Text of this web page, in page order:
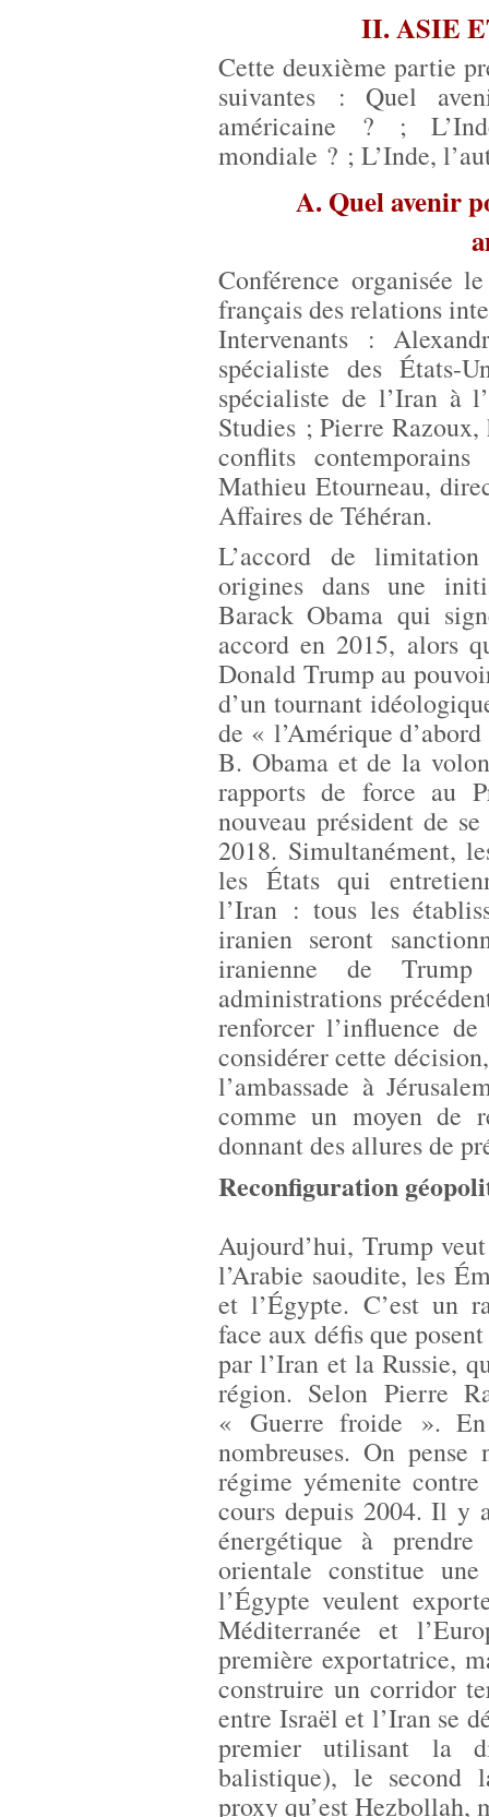
II. ASIE
Cette deuxième partie
suivantes : Quel
américaine ? ;
mondiale ? ; L’Inde,
A. Quel avenir
Conférence organisée
français des relations
Intervenants :
spécialiste des États-
spécialiste de l’Iran à
Studies ; Pierre
conflits
Mathieu Etourneau,
Affaires de Téhéran.
L’accord de
origines dans une
Barack Obama qui
accord en 2015, alors
Donald Trump au
d’un tournant
de « l’Amérique
B. Obama et de la
rapports de force au
nouveau président de
2018. Simultanément,
les États qui
l’Iran : tous les
iranien seront
iranienne de
administrations
renforcer l’influence
considérer cette
l’ambassade à
comme un moyen de
donnant des allures de
Reconfiguration
Aujourd’hui, Trump
l’Arabie saoudite, les
et l’Égypte. C’est un
face aux défis que
par l’Iran et la Russie,
région. Selon Pierre
« Guerre froide ».
nombreuses. On
régime yémenite
cours depuis 2004. Il y
énergétique à
orientale constitue
l’Égypte veulent
Méditerranée et
première exportatrice,
construire un corridor
entre Israël et l’Iran se
premier utilisant la
balistique), le second
proxy qu’est Hezbollah,